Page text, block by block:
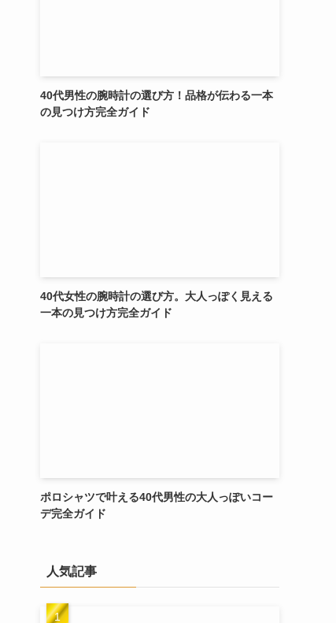
40代男性の腕時計の選び方！品格が伝わる一本
の見つけ方完全ガイド
40代女性の腕時計の選び方。大人っぽく見える
一本の見つけ方完全ガイド
ポロシャツで叶える40代男性の大人っぽいコー
デ完全ガイド
人気記事